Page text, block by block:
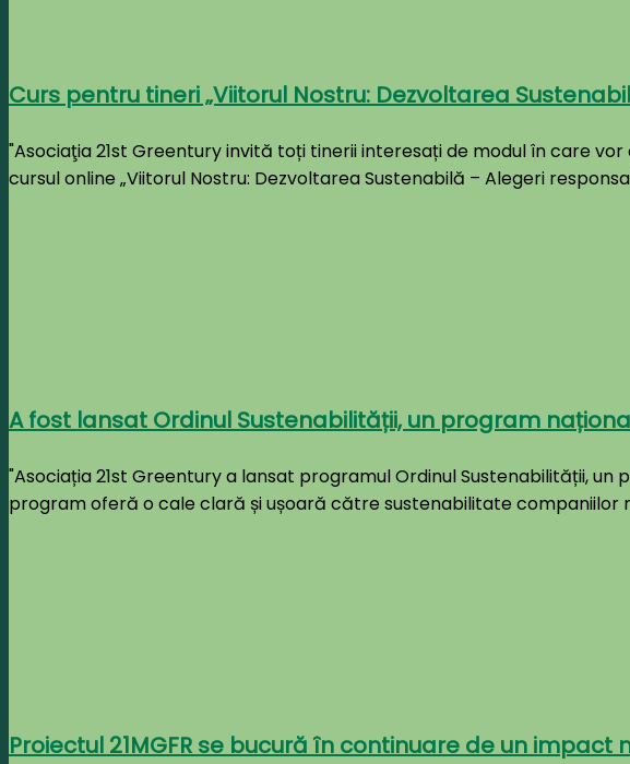
Curs pentru tineri „Viitorul Nostru: Dezvoltarea
"Asociaţia 21st Greentury invită toți tinerii interesați de modul în care
cursul online „Viitorul Nostru: Dezvoltarea Sustenabilă – Alegeri
A fost lansat Ordinul Sustenabilității, un program
"Asociația 21st Greentury a lansat programul Ordinul Sustenabilității,
program oferă o cale clară și ușoară către sustenabilitate companiilor
Proiectul 21MGFR se bucură în continuare de un